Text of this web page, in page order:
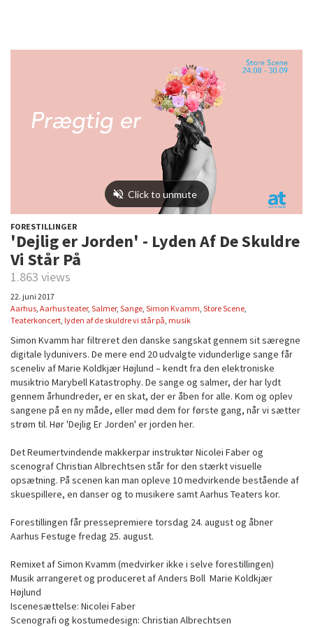
FORESTILLINGER
'Dejlig er Jorden' - Lyden Af De Skuldre
Vi Står På
1.863 views
22. juni 2017
Aarhus, Aarhus teater, Salmer, Sange, Simon Kvamm, Store Scene,
Teaterkoncert, lyden af de skuldre vi står på, musik
Simon Kvamm har filtreret den danske sangskat gennem sit særegne
digitale lydunivers. De mere end 20 udvalgte vidunderlige sange får
sceneliv af Marie Koldkjær Højlund – kendt fra den elektroniske
musiktrio Marybell Katastrophy. De sange og salmer, der har lydt
gennem århundreder, er en skat, der er åben for alle. Kom og oplev
sangene på en ny måde, eller mød dem for første gang, når vi sætter
strøm til. Hør 'Dejlig Er Jorden' er jorden her.
Det Reumertvindende makkerpar instruktør Nicolei Faber og
scenograf Christian Albrechtsen står for den stærkt visuelle
opsætning. På scenen kan man opleve 10 medvirkende bestående af
skuespillere, en danser og to musikere samt Aarhus Teaters kor.
Forestillingen får pressepremiere torsdag 24. august og åbner
Aarhus Festuge fredag 25. august.
Remixet af Simon Kvamm (medvirker ikke i selve forestillingen)
Musik arrangeret og produceret af Anders Boll Marie Koldkjær
Højlund
Iscenesættelse: Nicolei Faber
Scenografi og kostumedesign: Christian Albrechtsen